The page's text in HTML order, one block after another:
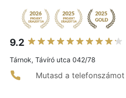
9.2
Tárnok, Távíró utca 042/78
Mutasd a telefonszámot